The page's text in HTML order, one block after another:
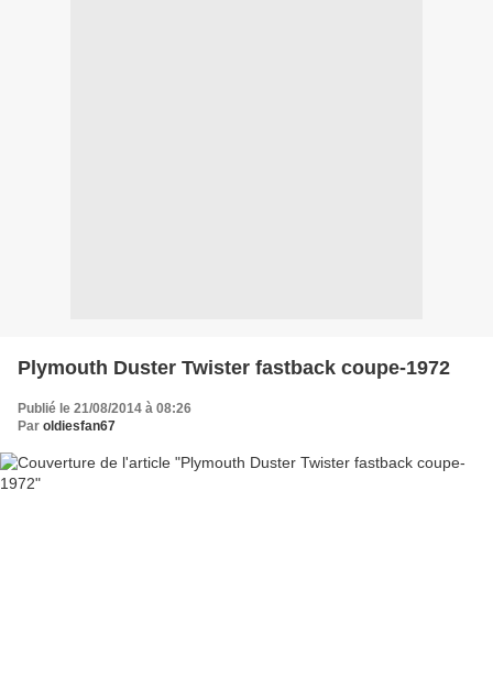
Plymouth Duster Twister fastback coupe-1972
Publié le 21/08/2014 à 08:26
Par oldiesfan67